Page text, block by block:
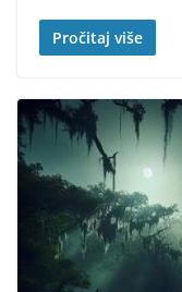
Pročitaj više